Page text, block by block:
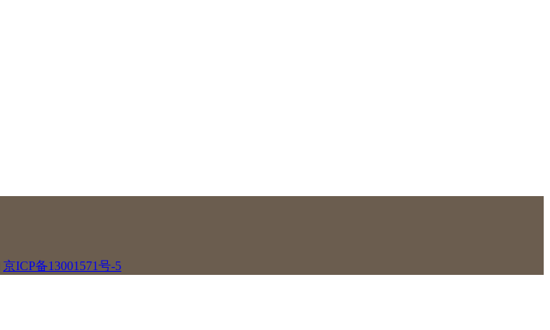
京ICP备13001571号-5